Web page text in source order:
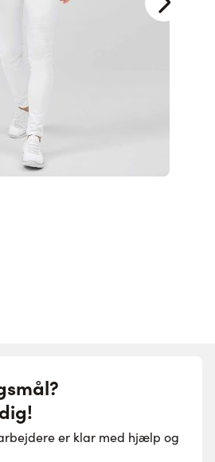
er klar med hjælp og